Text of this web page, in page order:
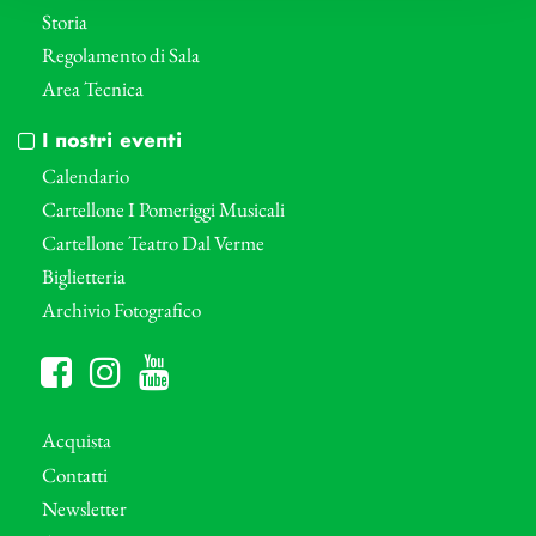
Storia
Regolamento di Sala
Area Tecnica
I nostri eventi
Calendario
Cartellone I Pomeriggi Musicali
Cartellone Teatro Dal Verme
Biglietteria
Archivio Fotografico
Acquista
Contatti
Newsletter